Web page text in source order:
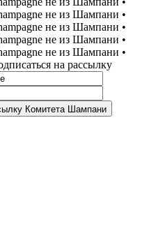
не из Шампани •
не из Шампани •
не из Шампани •
не из Шампани •
на рассылку
Комитета Шампани